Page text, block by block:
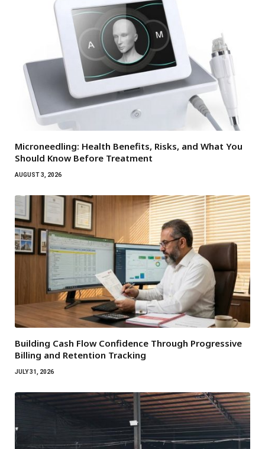
Microneedling: Health Benefits, Risks, and What You
Should Know Before Treatment
AUGUST 3, 2026
Building Cash Flow Confidence Through Progressive
Billing and Retention Tracking
JULY 31, 2026